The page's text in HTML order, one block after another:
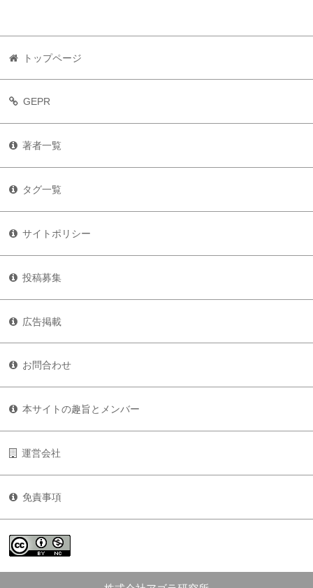
トップページ
GEPR
著者一覧
タグ一覧
サイトポリシー
投稿募集
広告掲載
お問合わせ
本サイトの趣旨とメンバー
運営会社
免責事項